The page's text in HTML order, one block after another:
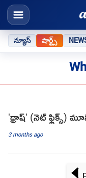
న్యూస్ షార్ట్స్
'థ్రాష్' (నెట్ ఫ్లిక్స్)
3 months ago